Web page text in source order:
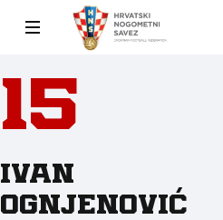
15
Ivan
Ognjenović